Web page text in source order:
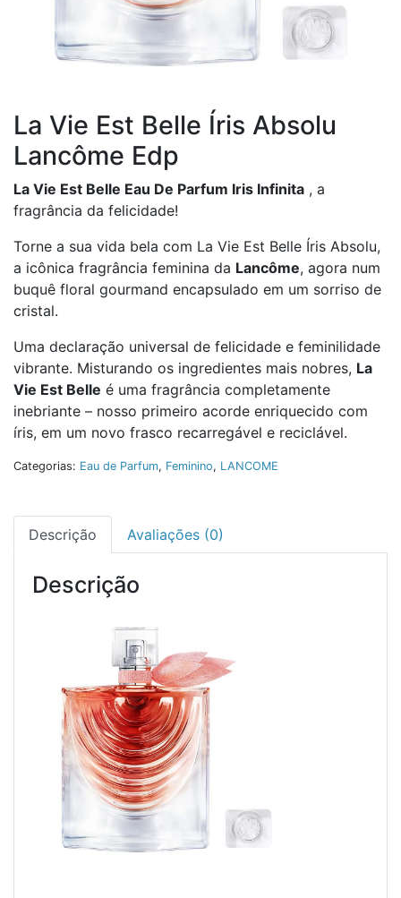
La Vie Est Belle Íris Absolu
Lancôme Edp
La Vie Est Belle Eau De Parfum Iris Infinita , a
fragrância da felicidade!
Torne a sua vida bela com La Vie Est Belle Íris Absolu,
a icônica fragrância feminina da Lancôme, agora num
buquê floral gourmand encapsulado em um sorriso de
cristal.
Uma declaração universal de felicidade e feminilidade
vibrante. Misturando os ingredientes mais nobres, La
Vie Est Belle é uma fragrância completamente
inebriante – nosso primeiro acorde enriquecido com
íris, em um novo frasco recarregável e reciclável.
Categorias: Eau de Parfum, Feminino, LANCOME
Descrição Avaliações (0)
Descrição